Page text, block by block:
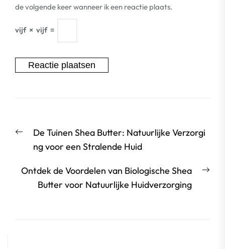
de volgende keer wanneer ik een reactie plaats.
vijf × vijf =
Vorige
bericht:
De Tuinen Shea Butter: Natuurlijke Verzorgi
ng voor een Stralende Huid
Ontdek de Voordelen van Biologische Shea
Butter voor Natuurlijke Huidverzorging